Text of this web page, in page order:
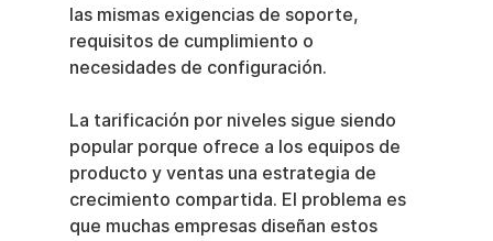
las mismas exigencias de soporte,
requisitos de cumplimiento o
necesidades de configuración.
La tarificación por niveles sigue siendo
popular porque ofrece a los equipos de
producto y ventas una estrategia de
crecimiento compartida. El problema es
que muchas empresas diseñan estos